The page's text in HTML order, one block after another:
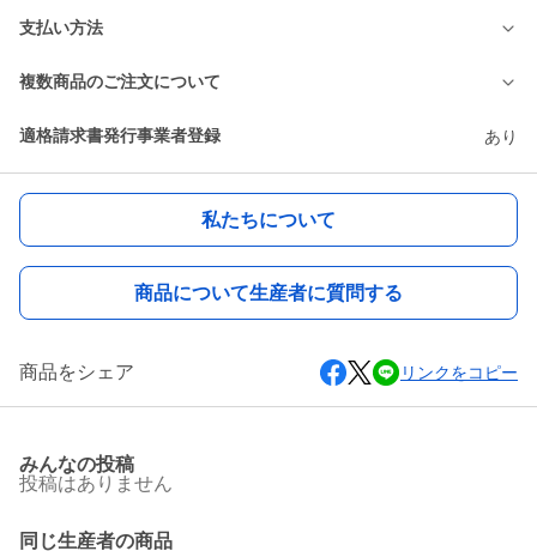
支払い方法
複数商品のご注文について
適格請求書発行事業者登録 あり
私たちについて
商品について生産者に質問する
商品をシェア リンクをコピー
みんなの投稿
投稿はありません
同じ生産者の商品